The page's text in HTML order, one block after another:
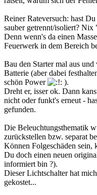
Reiner Rateversuch: hast
sauber getrennt/isoliert?
Denn wenn's da einen
Feuerwerk in dem Bereich
Bau den Starter mal aus
Batterie (aber dabei
schön Power
).
Dreht er, isser ok. Dann
nicht oder funkt's erneut -
gefunden.
Die Beleuchtungsthematik
zurückstellen bzw. separat
Können Folgeschäden sein,
Du doch einen neuen
informiert bin ?).
Dieser Lichtschalter hat
gekostet...